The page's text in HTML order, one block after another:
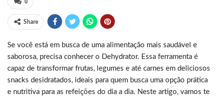
0
Share
Se você está em busca de uma alimentação mais saudável e
saborosa, precisa conhecer o Dehydrator. Essa ferramenta é
capaz de transformar frutas, legumes e até carnes em deliciosos
snacks desidratados, ideais para quem busca uma opção prática
e nutritiva para as refeições do dia a dia. Neste artigo, vamos te